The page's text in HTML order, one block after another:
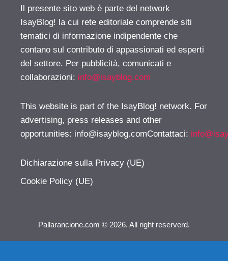
Il presente sito web è parte del network
IsayBlog! la cui rete editoriale comprende siti
tematici di informazione indipendente che
contano sul contributo di appassionati ed esperti
del settore. Per pubblicità, comunicati e
collaborazioni: info@isayblog.com
This website is part of the IsayBlog! network. For
advertising, press releases and other
opportunities: info@isayblog.comContattaci:
Dichiarazione sulla Privacy (UE)
Cookie Policy (UE)
Pallarancione.com © 2026. All right reserverd.